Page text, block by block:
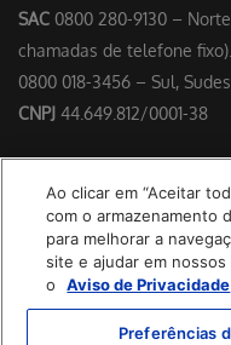
SAC 0800 280-9130 –
chamadas de telefone fixo).
0800 018-3456 – Sul,
CNPJ 44.649.812/0001-38
CRM/CE 4953
Ao clicar em “Aceitar
com o armazenamento
para melhorar a
site e ajudar em
o
Aviso de Privacidade
Preferências